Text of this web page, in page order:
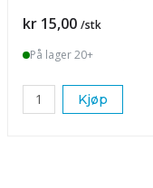
Pris
kr 15,00 /stk
På lager 20+
Kjøp